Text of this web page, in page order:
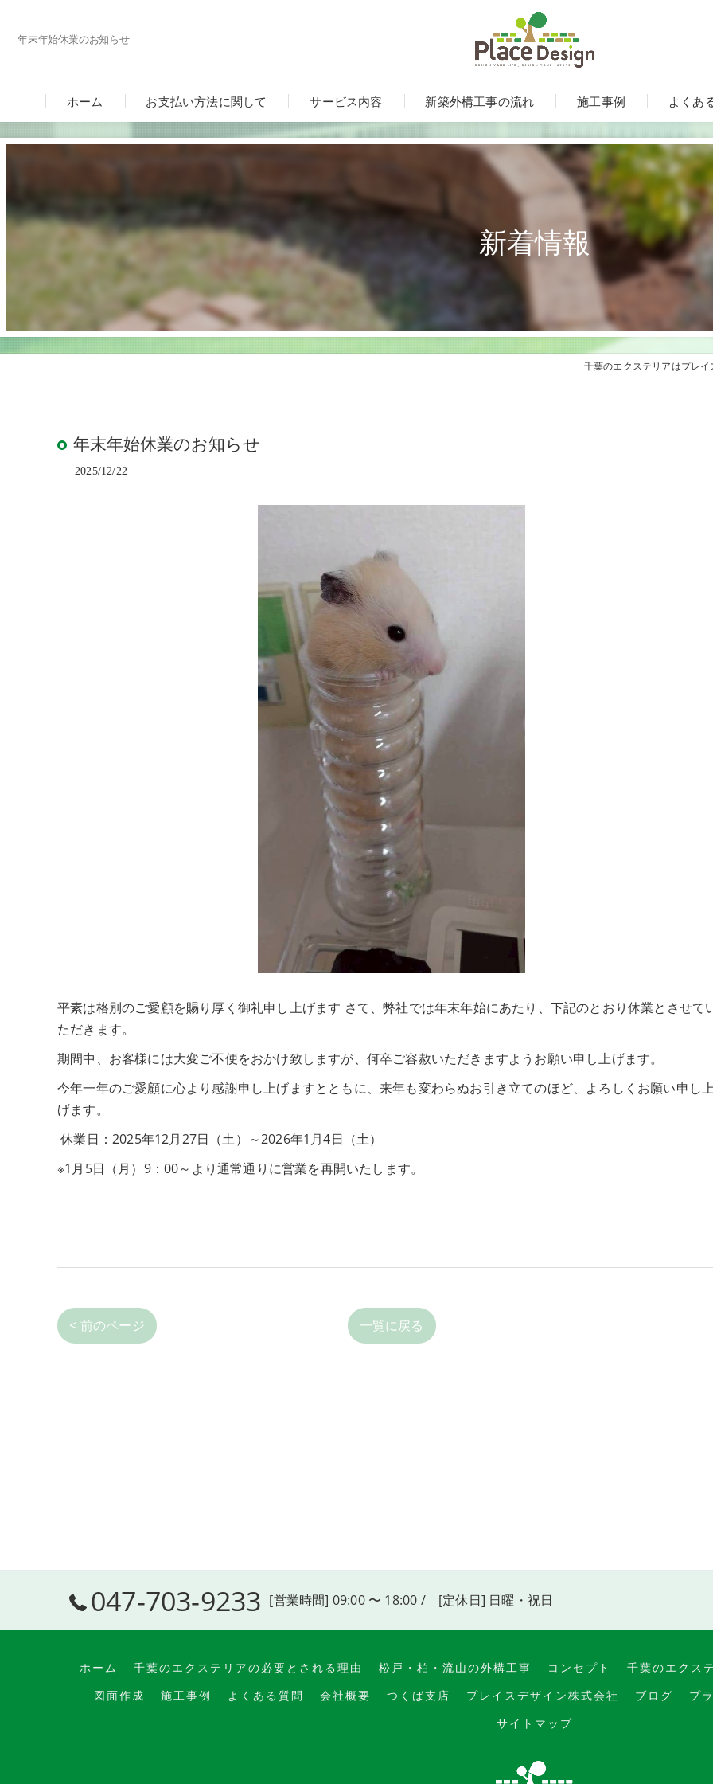
年末年始休業のお知らせ
ホーム お支払い方法に関して サービス内容
カーポート
ガーデンルーム・テラス・サンルーム
新築外構工事の流れ 施工事例 よくあ
新着情報
千葉のエクステリアはプレ
年末年始休業のお知らせ
2025/12/22
平素は格別のご愛顧を賜り厚く御礼申し上げます さて、弊社では年末年始にあたり、下記のとおり休業とさせて
ただきます。
期間中、お客様には大変ご不便をおかけ致しますが、何卒ご容赦いただきますようお願い申し上げます。
今年一年のご愛顧に心より感謝申し上げますとともに、来年も変わらぬお引き立てのほど、よろしくお願い申し
げます。
休業日：2025年12月27日（土）～2026年1月4日（土）
※1月5日（月）9：00～より通常通りに営業を再開いたします。
< 前のページ 一覧に戻る
047-703-9233 [営業時間] 09:00 〜 18:00 / [定休日] 日曜・祝日
ホーム 千葉のエクステリアの必要とされる理由 松戸・柏・流山の外構工事 コンセプト
千葉のエクス
図面作成
施工事例 よくある質問 会社概要 つくば支店 プレイスデザイン株式会社 ブログ
プ
サイトマップ